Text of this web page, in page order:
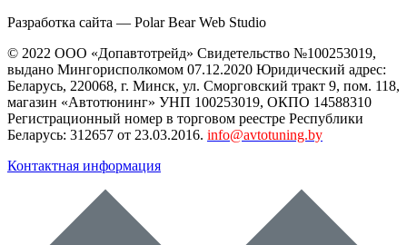
Разработка сайта — Polar Bear Web Studio
© 2022 ООО «Допавтотрейд» Свидетельство №100253019,
выдано Мингорисполкомом 07.12.2020 Юридический адрес:
Беларусь, 220068, г. Минск, ул. Сморговский тракт 9, пом. 118,
магазин «Автотюнинг» УНП 100253019, ОКПО 14588310
Регистрационный номер в торговом реестре Республики
Беларусь: 312657 от 23.03.2016. info@avtotuning.by
Контактная информация